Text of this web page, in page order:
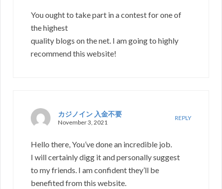
You ought to take part in a contest for one of
the highest
quality blogs on the net. I am going to highly
recommend this website!
カジノイン 入金不要
November 3, 2021
REPLY
Hello there, You’ve done an incredible job.
I will certainly digg it and personally suggest
to my friends. I am confident they’ll be
benefited from this website.